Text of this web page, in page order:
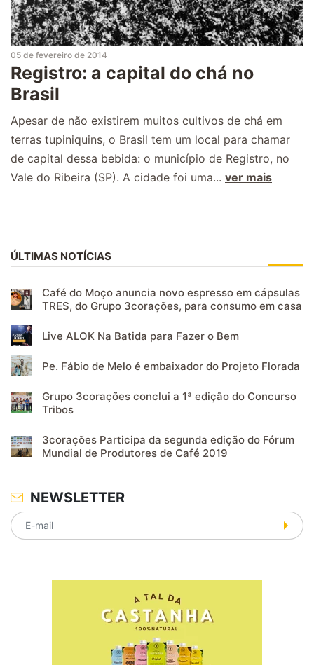
05 de fevereiro de 2014
Registro: a capital do chá no
Brasil
Apesar de não existirem muitos cultivos de chá em
terras tupiniquins, o Brasil tem um local para chamar
de capital dessa bebida: o município de Registro, no
Vale do Ribeira (SP). A cidade foi uma... ver mais
ÚLTIMAS NOTÍCIAS
Café do Moço anuncia novo espresso em cápsulas
TRES, do Grupo 3corações, para consumo em casa
Live ALOK Na Batida para Fazer o Bem
Pe. Fábio de Melo é embaixador do Projeto Florada
Grupo 3corações conclui a 1ª edição do Concurso
Tribos
3corações Participa da segunda edição do Fórum
Mundial de Produtores de Café 2019
NEWSLETTER